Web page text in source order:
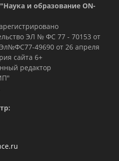
"Наука и образование ON-
ЭЛ № ФС 77 - 70153 от
49690 от 26 апреля
сайта 6+
редактор